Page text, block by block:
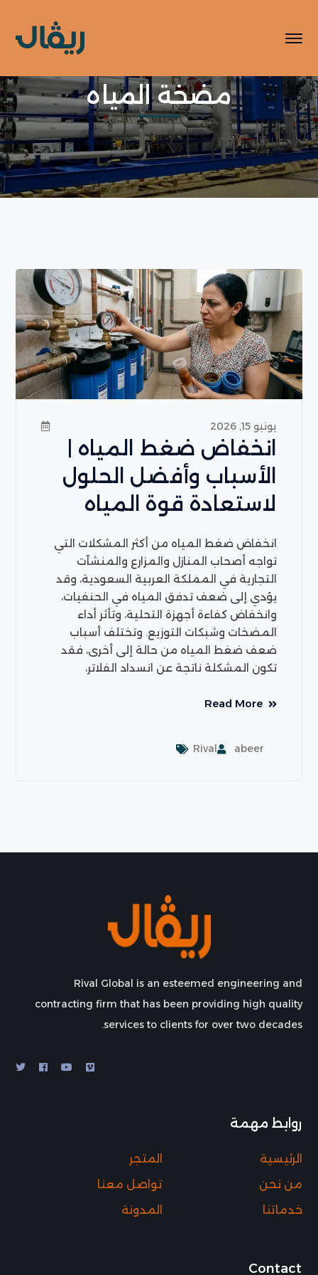
مضخة المياه
يونيو 15, 2026
انخفاض ضغط المياه |
الأسباب وأفضل الحلول
لاستعادة قوة المياه
انخفاض ضغط المياه من أكثر المشكلات التي
تواجه أصحاب المنازل والمزارع والمنشآت
التجارية في المملكة العربية السعودية، وقد
يؤدي إلى ضعف تدفق المياه في الحنفيات،
وانخفاض كفاءة أجهزة التحلية، وتأثر أداء
المضخات وشبكات التوزيع. وتختلف أسباب
ضعف ضغط المياه من حالة إلى أخرى، فقد
تكون المشكلة ناتجة عن انسداد الفلاتر،
Read More
abeer
Rival
Rival Global is an esteemed engineering and
contracting firm that has been providing high quality
services to clients for over two decades.
روابط مهمة
المتجر
الرئيسية
تواصل معنا
من نحن
المدونة
خدماتنا
Contact